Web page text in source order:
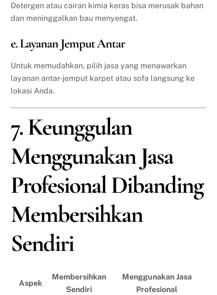
Detergen atau cairan kimia keras bisa merusak bahan
dan meninggalkan bau menyengat.
e. Layanan Jemput Antar
Untuk memudahkan, pilih jasa yang menawarkan
layanan antar-jemput karpet atau sofa langsung ke
lokasi Anda.
7. Keunggulan
Menggunakan Jasa
Profesional Dibanding
Membersihkan
Sendiri
Aspek
Membersihkan
Sendiri
Menggunakan Jasa
Profesional